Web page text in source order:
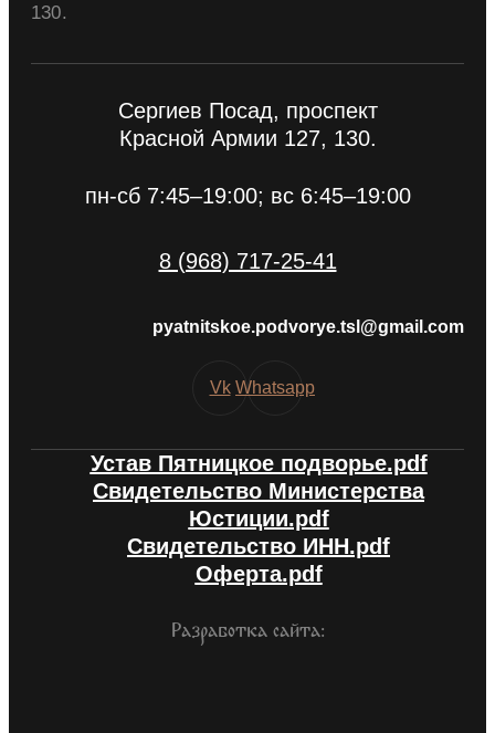
130.
Сергиев Посад, проспект
Красной Армии 127, 130.
пн-сб 7:45–19:00; вс 6:45–19:00
8 (968) 717-25-41
pyatnitskoe.podvorye.tsl@gmail.com
Vk Whatsapp
Устав Пятницкое подворье.pdf
Свидетельство Министерства
Юстиции.pdf
Свидетельство ИНН.pdf
Оферта.pdf
Разработка сайта: